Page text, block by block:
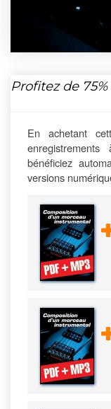
Profitez de 75%
En achetant
bénéficiez
versions